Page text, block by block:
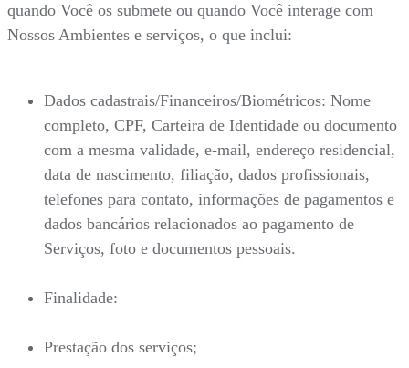
quando Você os submete ou quando Você interage com
Nossos Ambientes e serviços, o que inclui:
Dados cadastrais/Financeiros/Biométricos: Nome
completo, CPF, Carteira de Identidade ou documento
com a mesma validade, e-mail, endereço residencial,
data de nascimento, filiação, dados profissionais,
telefones para contato, informações de pagamentos e
dados bancários relacionados ao pagamento de
Serviços, foto e documentos pessoais.
Finalidade:
Prestação dos serviços;